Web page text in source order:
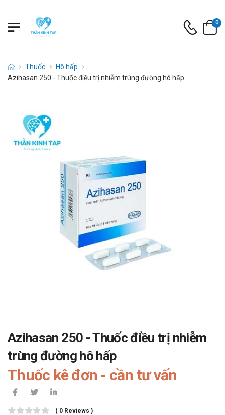
0
Thuốc
Hô hấp
Azihasan 250 - Thuốc điều trị nhiễm trùng đường hô hấp
Azihasan 250 - Thuốc điều trị nhiễm
trùng đường hô hấp
Thuốc kê đơn - cần tư vấn
( 0 Reviews )